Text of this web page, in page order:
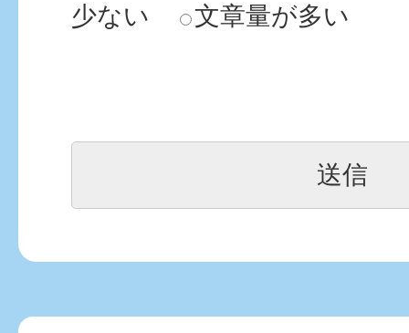
少ない
文章量が多い